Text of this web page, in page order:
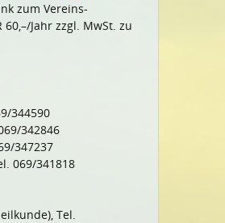
zum Vereins-
Jahr zzgl. MwSt. zu
344590
342846
347237
069/341818
Tel.